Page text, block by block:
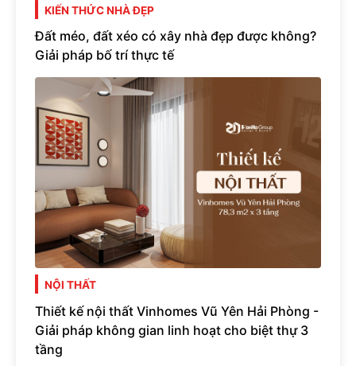
KIẾN THỨC NHÀ ĐẸP
Đất méo, đất xéo có xây nhà đẹp được không?
Giải pháp bố trí thực tế
NỘI THẤT
Thiết kế nội thất Vinhomes Vũ Yên Hải Phòng -
Giải pháp không gian linh hoạt cho biệt thự 3
tầng